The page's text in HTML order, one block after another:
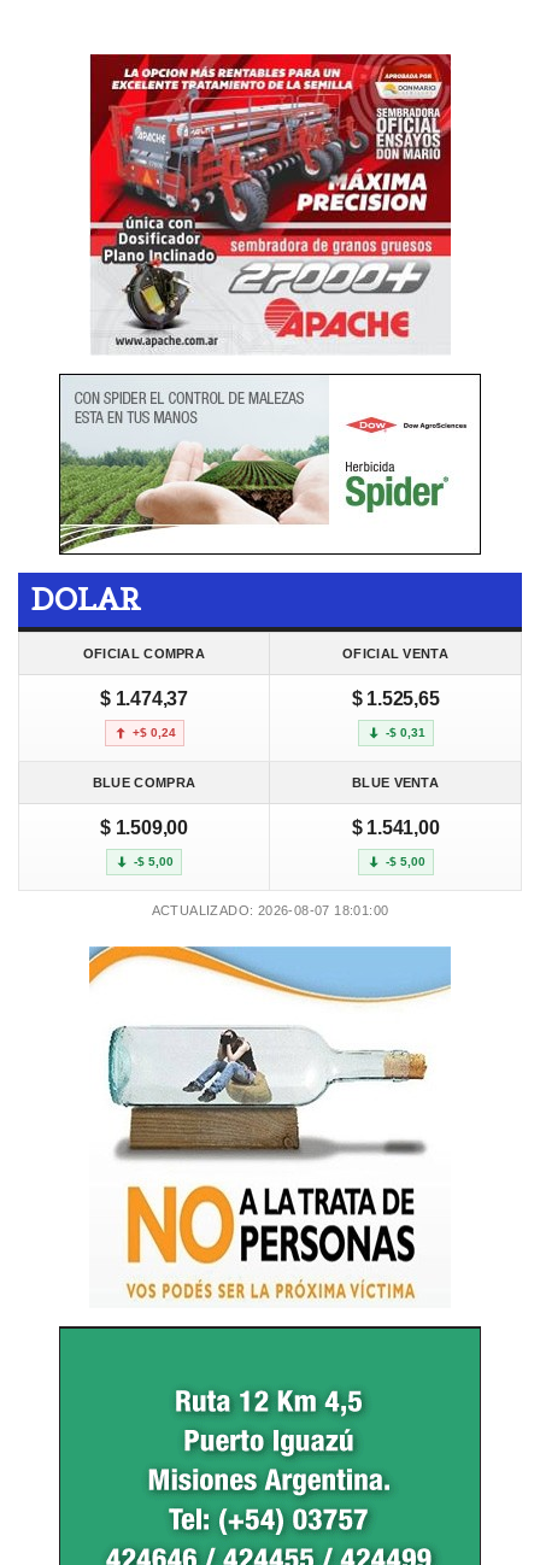
DOLAR
OFICIAL COMPRA OFICIAL VENTA
$ 1.474,37
+$ 0,24
$ 1.525,65
-$ 0,31
BLUE COMPRA BLUE VENTA
$ 1.509,00
-$ 5,00
$ 1.541,00
-$ 5,00
ACTUALIZADO: 2026-08-07 18:01:00